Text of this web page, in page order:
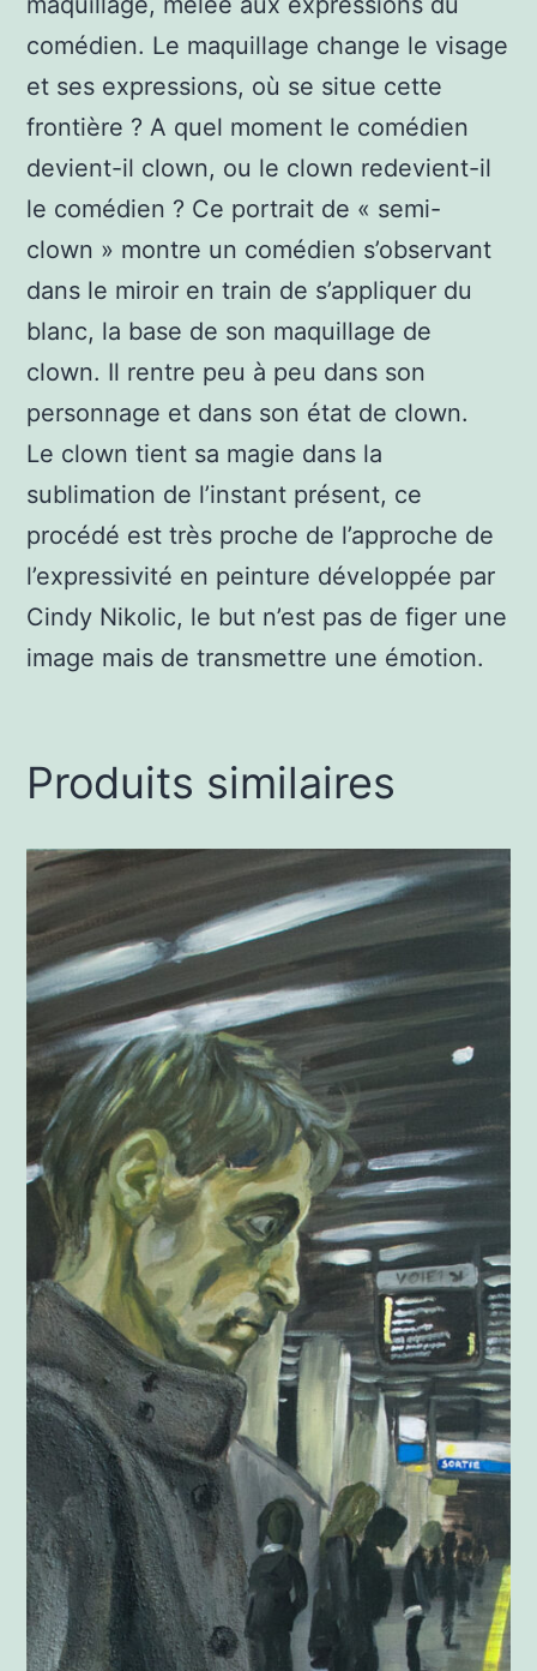
comédien. Le maquillage change le visage
et ses expressions, où se situe cette
frontière ? A quel moment le comédien
devient-il clown, ou le clown redevient-il
le comédien ? Ce portrait de « semi-
clown » montre un comédien s’observant
dans le miroir en train de s’appliquer du
blanc, la base de son maquillage de
clown. Il rentre peu à peu dans son
personnage et dans son état de clown.
Le clown tient sa magie dans la
sublimation de l’instant présent, ce
procédé est très proche de l’approche de
l’expressivité en peinture développée par
Cindy Nikolic, le but n’est pas de figer une
image mais de transmettre une émotion.
Produits similaires